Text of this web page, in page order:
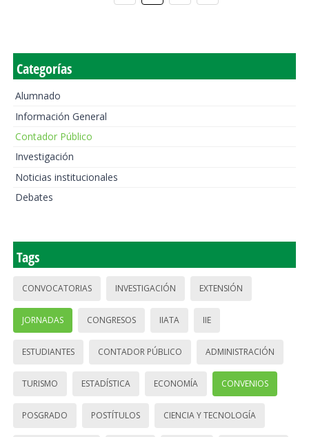
Categorías
Alumnado
Información General
Contador Público
Investigación
Noticias institucionales
Debates
Tags
CONVOCATORIAS INVESTIGACIÓN EXTENSIÓN
JORNADAS CONGRESOS IIATA IIE
ESTUDIANTES CONTADOR PÚBLICO ADMINISTRACIÓN
TURISMO ESTADÍSTICA ECONOMÍA CONVENIOS
POSGRADO POSTÍTULOS CIENCIA Y TECNOLOGÍA